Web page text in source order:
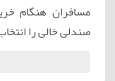
مسافران هنگام
صندلی خالی را